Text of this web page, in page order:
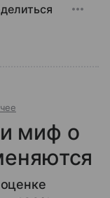
миф о